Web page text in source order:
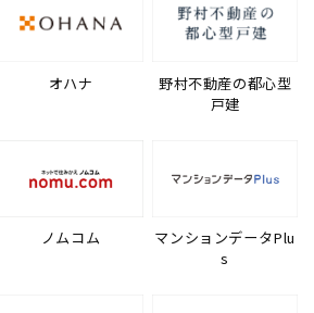
オハナ
野村不動産の都心型
戸建
ノムコム
マンションデータPlu
s